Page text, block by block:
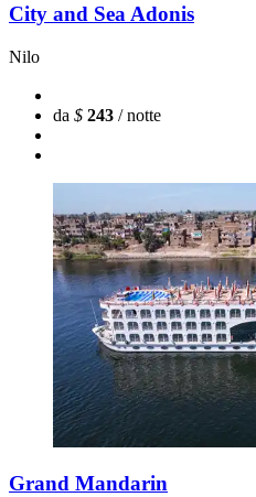
City and Sea Adonis
Nilo
da $ 243 / notte
Grand Mandarin